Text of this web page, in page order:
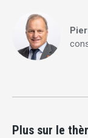
Plus sur le